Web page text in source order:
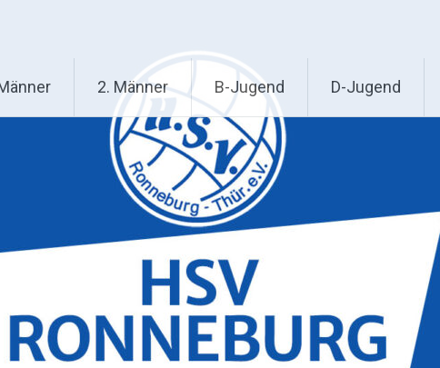
2. Männer B-Jugend D-Jugend